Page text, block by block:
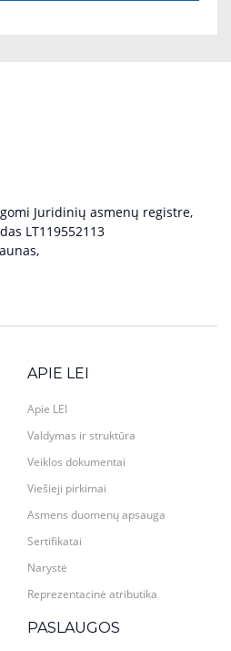
Juridinių asmenų registre,
LT119552113
APIE LEI
Apie LEI
Valdymas ir struktūra
Veiklos dokumentai
Viešieji pirkimai
Asmens duomenų apsauga
Sertifikatai
Narystė
Reprezentacinė atributika
PASLAUGOS